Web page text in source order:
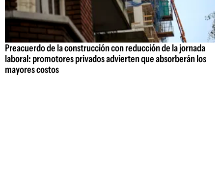
Preacuerdo de la construcción con reducción de la jornada
laboral: promotores privados advierten que absorberán los
mayores costos